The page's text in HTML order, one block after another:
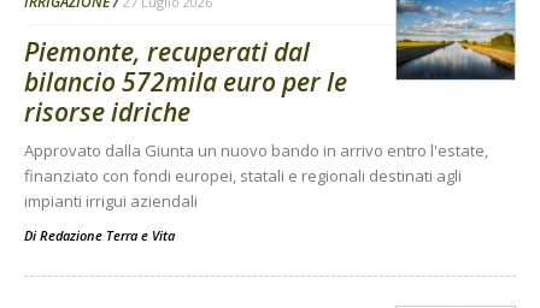
Piemonte, recuperati dal
bilancio 572mila euro per le
risorse idriche
Approvato dalla Giunta un nuovo bando in arrivo entro l'estate,
finanziato con fondi europei, statali e regionali destinati agli
impianti irrigui aziendali
Di Redazione Terra e Vita